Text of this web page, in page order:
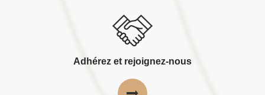
Adhérez et rejoignez-nous